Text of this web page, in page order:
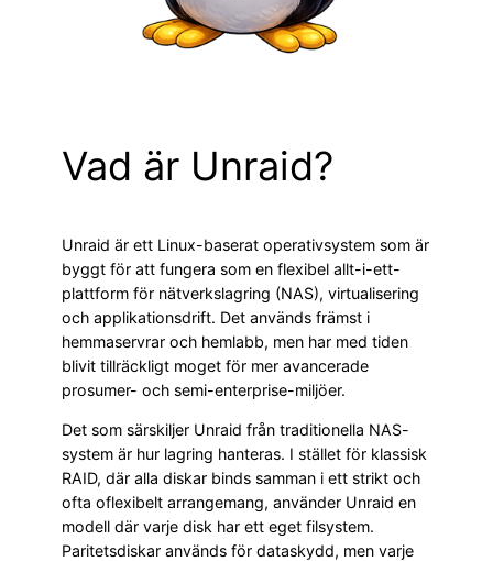
Vad är Unraid?
Unraid är ett Linux-baserat operativsystem som är
byggt för att fungera som en flexibel allt-i-ett-
plattform för nätverkslagring (NAS), virtualisering
och applikationsdrift. Det används främst i
hemmaservrar och hemlabb, men har med tiden
blivit tillräckligt moget för mer avancerade
prosumer- och semi-enterprise-miljöer.
Det som särskiljer Unraid från traditionella NAS-
system är hur lagring hanteras. I stället för klassisk
RAID, där alla diskar binds samman i ett strikt och
ofta oflexibelt arrangemang, använder Unraid en
modell där varje disk har ett eget filsystem.
Paritetsdiskar används för dataskydd, men varje